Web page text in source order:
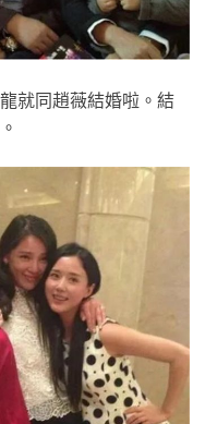
就同趙薇結婚啦。結